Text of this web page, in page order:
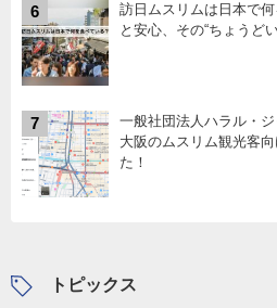
6
訪日ムスリムは日本で
と安心、その“ちょうど
7
一般社団法人ハラル・
大阪のムスリム観光客
た！
トピックス